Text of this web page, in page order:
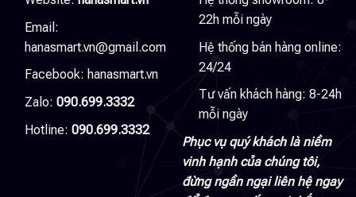
Email:
hanasmart.vn@gmail.com
Facebook: hanasmart.vn
Zalo: 090.699.3332
Hotline: 090.699.3332
22h mỗi ngày
Hệ thống bán hàng online:
24/24
Tư vấn khách hàng: 8-24h
mỗi ngày
Phục vụ quý khách là niềm
vinh hạnh của chúng tôi,
đừng ngần ngại liên hệ ngay